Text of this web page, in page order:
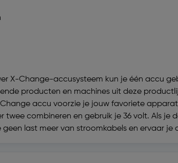
X-Change-accusysteem kun je één accu
producten en machines uit deze
accu voorzie je jouw favoriete
twee combineren en gebruik je 36 volt. Als
last meer van stroomkabels en ervaar